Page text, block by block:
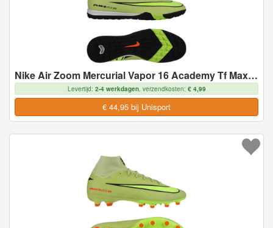
Nike Air Zoom Mercurial Vapor 16 Academy Tf Max Voltage - Geel/neon/oranje - Turf (Tf), maat 44½
Levertijd: 2-4 werkdagen, verzendkosten: € 4,99
€ 44,95 bij Unisport